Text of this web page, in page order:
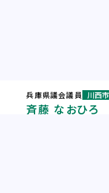
兵庫県議会議員 川西市
斉藤 なおひろ